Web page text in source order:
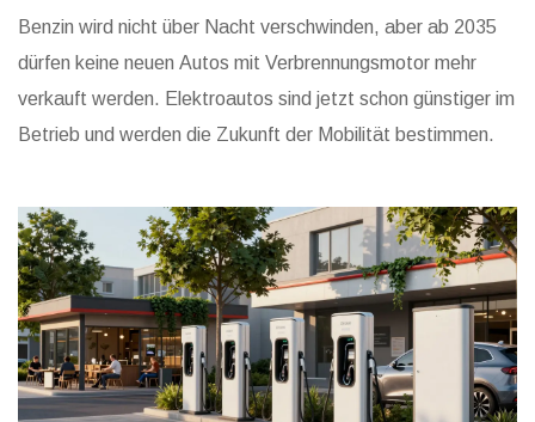
Benzin wird nicht über Nacht verschwinden, aber ab 2035
dürfen keine neuen Autos mit Verbrennungsmotor mehr
verkauft werden. Elektroautos sind jetzt schon günstiger im
Betrieb und werden die Zukunft der Mobilität bestimmen.